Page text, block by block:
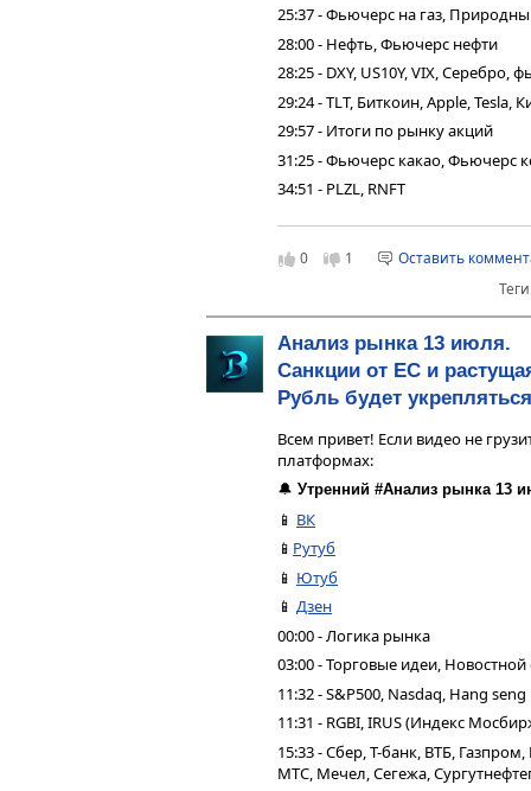
25:37 - Фьючерс на газ,
28:00 - Нефть, Фьючерс нефти
28:25 - DXY, US10Y, VIX,
29:24 - TLT, Биткоин, Apple, Tesla,
29:57 - Итоги по рынку акций
31:25 - Фьючерс какао, Фьючерс
34:51 - PLZL, RNFT
0 1
Оставить
Анализ рынка 13 июля.
Санкции от ЕС и
Рубль будет
Всем привет! Если видео не
платформах:
🔔 Утренний #Анализ рынка 13
📱 ВК
📱 Рутуб
📱 Ютуб
📱 Дзен
00:00 - Логика рынка
03:00 - Торговые идеи,
11:32 - S&P500, Nasdaq, Hang seng
11:31 - RGBI, IRUS (Индекс
15:33 - Сбер, Т-банк, ВТБ,
МТС, Мечел, Сегежа,